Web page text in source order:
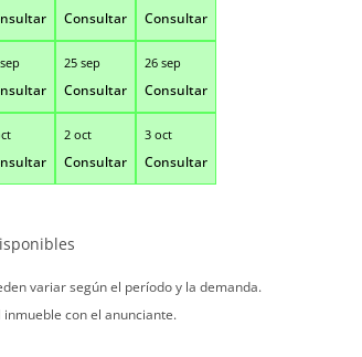
Consultar Consultar
25 sep
Consultar
26 sep
Consultar
2 oct
Consultar
3 oct
Consultar
variar según el período y la demanda.
con el anunciante.